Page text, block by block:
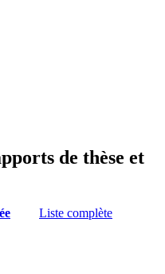
de thèse et
Liste complète